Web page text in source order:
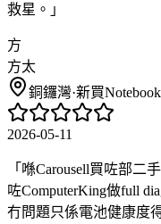
救星。 」
方
方太
銅鑼灣·新買
2026-05-11
「 喺Carousell買咗部二
咗ComputerKing做full
冇問題只係電池健康度